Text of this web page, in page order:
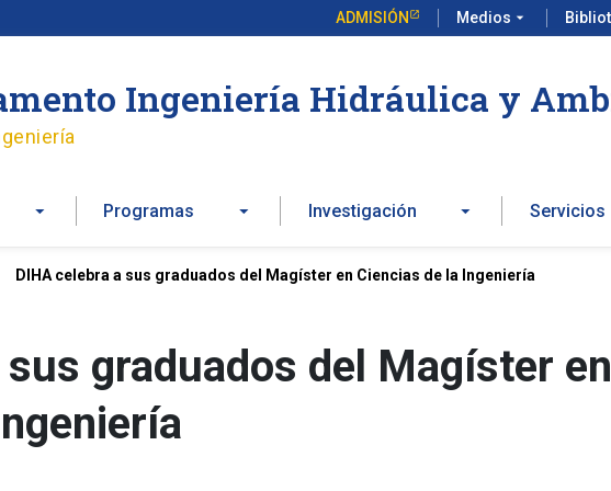
ADMISIÓN Medios arrow_drop_down
Ingeniería Hidráulica y
Programas Investigación Servicios
DIHA celebra a sus graduados del Magíster en Ciencias de la Ingeniería
graduados del Magíster en